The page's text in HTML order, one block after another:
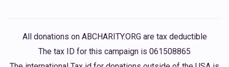
All donations on ABCHARITY.ORG are tax deductible
The tax ID for this campaign is 061508865